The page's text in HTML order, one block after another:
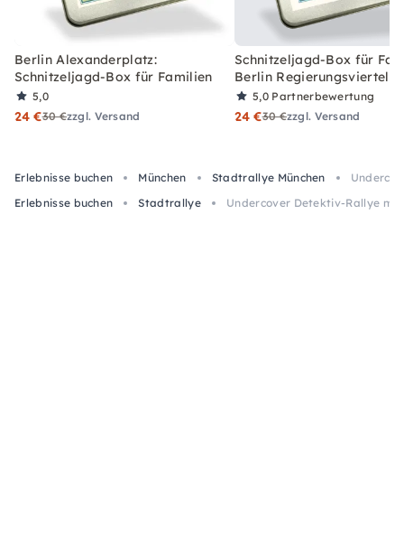
Berlin Alexanderplatz:
Schnitzeljagd-Box für Familien
5,0
24 €30 €zzgl. Versand
Schnitzeljagd-Box für
Berlin Regierungsviertel
5,0 Partnerbewertung
24 €30 €zzgl. Versand
Erlebnisse buchen München Stadtrallye München
Erlebnisse buchen
Stadtrallye Undercover Detektiv-Rallye